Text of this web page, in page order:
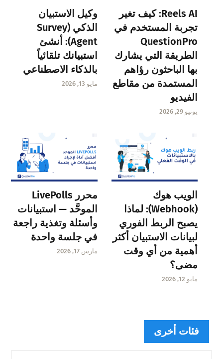
Reels AI: كيف تغير
تجربة المستخدم في
QuestionPro
الطريقة التي يشارك
بها الباحثون رؤاهم
المستمدة من مقاطع
الفيديو
يونيو 29, 2026
وكيل الاستبيان
الذكي (Survey
Agent): أنشئ
استبيانك تلقائياً
بالذكاء الاصطناعي
مايو 13, 2026
الويب هوك
(Webhook): لماذا
يصبح الربط الفوري
لبيانات الاستبيان أكثر
أهمية من أي وقت
مضى؟
مايو 12, 2026
محرر LivePolls
الموحَّد — استبيانات
وأسئلة وتغذية راجعة
في جلسة واحدة
مارس 17, 2026
فئات أخرى